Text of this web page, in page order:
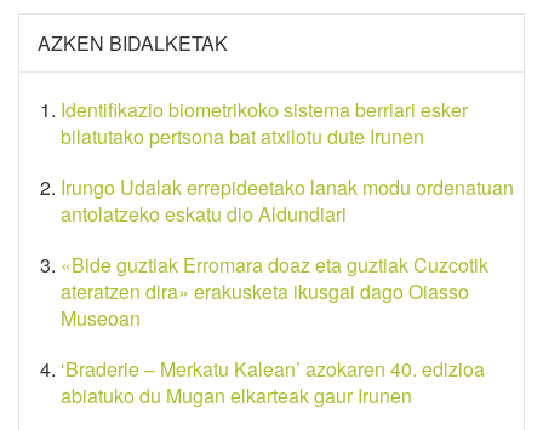
AZKEN BIDALKETAK
Identifikazio biometrikoko sistema berriari esker
bilatutako pertsona bat atxilotu dute Irunen
Irungo Udalak errepideetako lanak modu ordenatuan
antolatzeko eskatu dio Aldundiari
«Bide guztiak Erromara doaz eta guztiak Cuzcotik
ateratzen dira» erakusketa ikusgai dago Oiasso
Museoan
‘Braderie – Merkatu Kalean’ azokaren 40. edizioa
abiatuko du Mugan elkarteak gaur Irunen